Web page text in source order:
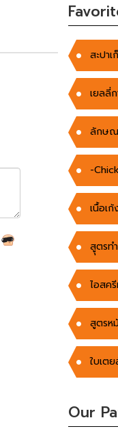
สะปา
เยลลี่
ลักษณ
-
เนื้อเ
สูุตรท
ไอสค
สูตรห
ใบเต
Our